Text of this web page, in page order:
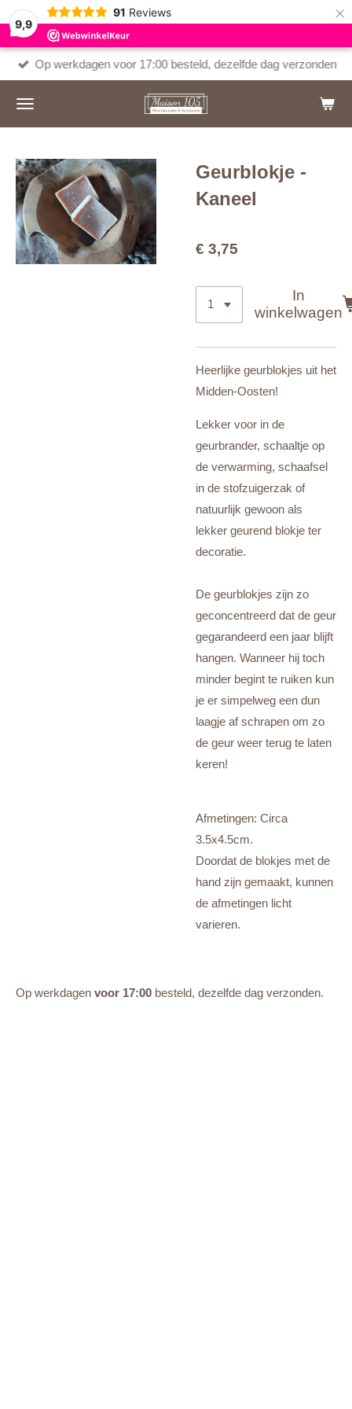
9,9
91 Reviews ×
Op werkdagen voor 17:00 besteld, dezelfde dag verzonden
Geurblokje -
Kaneel
€ 3,75
In
winkelwagen
Heerlijke geurblokjes uit het
Midden-Oosten!
Lekker voor in de
geurbrander, schaaltje op
de verwarming, schaafsel
in de stofzuigerzak of
natuurlijk gewoon als
lekker geurend blokje ter
decoratie.
De geurblokjes zijn zo
geconcentreerd dat de geur
gegarandeerd een jaar blijft
hangen. Wanneer hij toch
minder begint te ruiken kun
je er simpelweg een dun
laagje af schrapen om zo
de geur weer terug te laten
keren!
Afmetingen: Circa
3.5x4.5cm.
Doordat de blokjes met de
hand zijn gemaakt, kunnen
de afmetingen licht
varieren.
Op werkdagen voor 17:00 besteld, dezelfde dag verzonden.